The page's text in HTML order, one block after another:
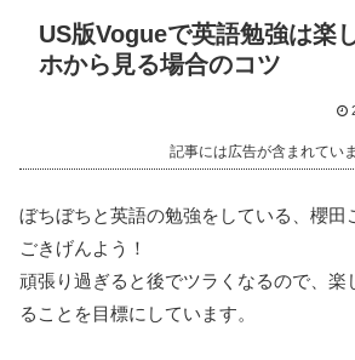
US版Vogueで英語勉強は楽
ホから見る場合のコツ
記事には広告が含まれてい
ぼちぼちと英語の勉強をしている、櫻田
ごきげんよう！
頑張り過ぎると後でツラくなるので、楽
ることを目標にしています。